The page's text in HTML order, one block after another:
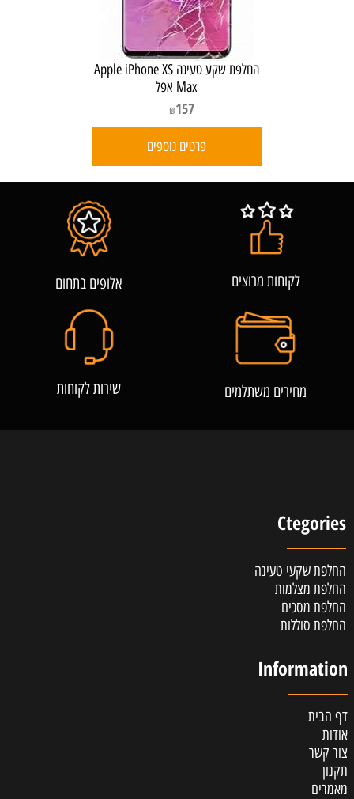
‏החלפת שקע טעינה Apple iPhone XS
Max אפל
₪157
פרטים נוספים
לקוחות מרוצים אלופים בתחום
מחירים משתלמים שירות לקוחות
Ctegories
החלפת שקעי טעינה
החלפת מצלמות
החלפת מסכים
החלפת סוללות
Information
דף הבית
אודות
צור קשר
תקנון
מאמרים